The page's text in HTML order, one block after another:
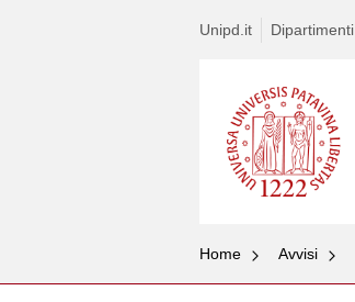
Unipd.it Dipartimenti
Home Avvisi